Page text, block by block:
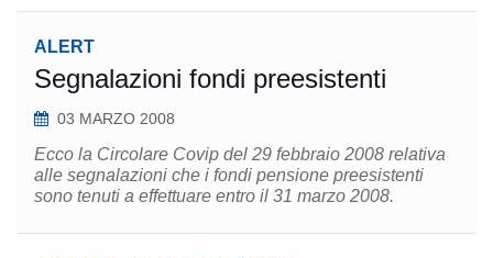
ALERT
Segnalazioni fondi preesistenti
03 MARZO 2008
Ecco la Circolare Covip del 29 febbraio 2008 relativa
alle segnalazioni che i fondi pensione preesistenti
sono tenuti a effettuare entro il 31 marzo 2008.